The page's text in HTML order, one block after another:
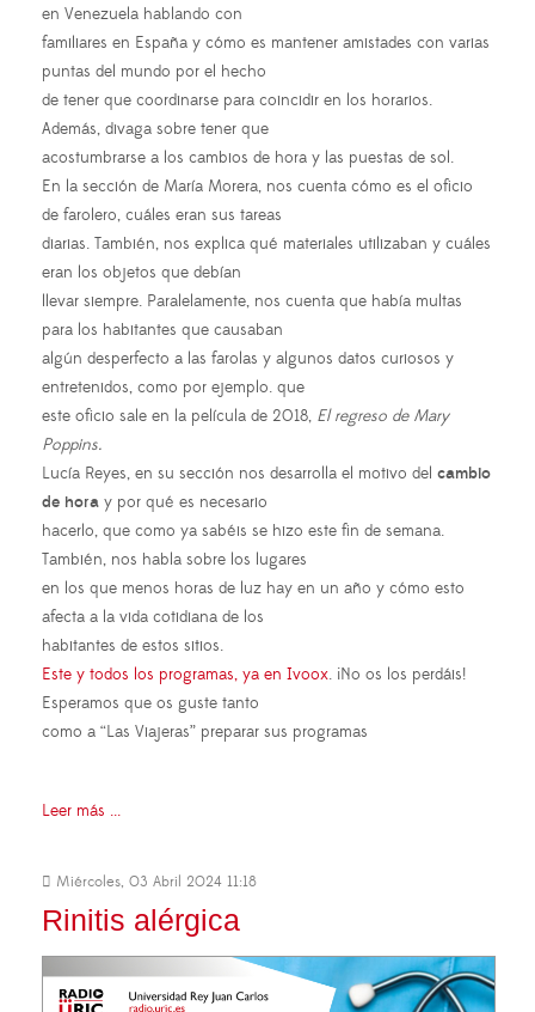
en Venezuela hablando con
familiares en España y cómo es mantener amistades con varias
puntas del mundo por el hecho
de tener que coordinarse para coincidir en los horarios.
Además, divaga sobre tener que
acostumbrarse a los cambios de hora y las puestas de sol.
En la sección de María Morera, nos cuenta cómo es el oficio
de farolero, cuáles eran sus tareas
diarias. También, nos explica qué materiales utilizaban y cuáles
eran los objetos que debían
llevar siempre. Paralelamente, nos cuenta que había multas
para los habitantes que causaban
algún desperfecto a las farolas y algunos datos curiosos y
entretenidos, como por ejemplo. que
este oficio sale en la película de 2018, El regreso de Mary
Poppins.
Lucía Reyes, en su sección nos desarrolla el motivo del cambio
de hora y por qué es necesario
hacerlo, que como ya sabéis se hizo este fin de semana.
También, nos habla sobre los lugares
en los que menos horas de luz hay en un año y cómo esto
afecta a la vida cotidiana de los
habitantes de estos sitios.
Este y todos los programas, ya en Ivoox. ¡No os los perdáis!
Esperamos que os guste tanto
como a “Las Viajeras” preparar sus programas
Leer más ...
Miércoles, 03 Abril 2024 11:18
Rinitis alérgica